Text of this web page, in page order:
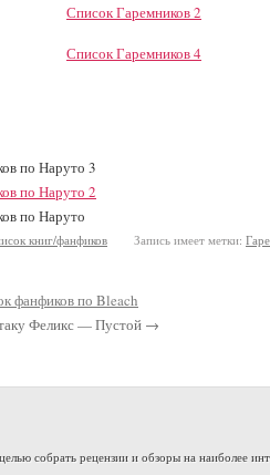
Список Гаремников 2
Список Гаремников 4
по Наруто 3
по Наруто 2
по Наруто
книг/фанфиков Запись имеет метки:
фанфиков по Bleach
Феликс — Пустой →
собрать рецензии и обзоры на наиболее